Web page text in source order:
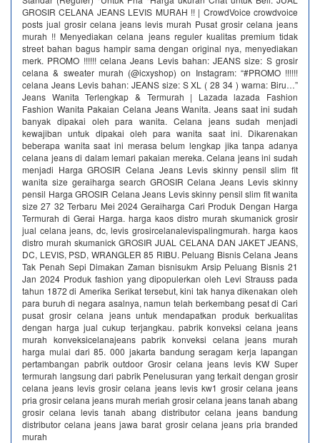
GROSIR CELANA JEANS LEVIS MURAH !! | CrowdVoice crowdvoice
posts jual grosir celana jeans levis murah Pusat grosir celana jeans
murah !! Menyediakan celana jeans reguler kualitas premium tidak
street bahan bagus hampir sama dengan original nya, menyediakan
merk. PROMO !!!!!! celana Jeans Levis bahan: JEANS size: S grosir
celana & sweater murah (@icxyshop) on Instagram: “#PROMO !!!!!!
celana Jeans Levis bahan: JEANS size: S XL ( 28 34 ) warna: Biru…”
Jeans Wanita Terlengkap & Termurah | Lazada lazada Fashion
Fashion Wanita Pakaian Celana Jeans Wanita. Jeans saat ini sudah
banyak dipakai oleh para wanita. Celana jeans sudah menjadi
kewajiban untuk dipakai oleh para wanita saat ini. Dikarenakan
beberapa wanita saat ini merasa belum lengkap jika tanpa adanya
celana jeans di dalam lemari pakaian mereka. Celana jeans ini sudah
menjadi Harga GROSIR Celana Jeans Levis skinny pensil slim fit
wanita size geraiharga search GROSIR Celana Jeans Levis skinny
pensil Harga GROSIR Celana Jeans Levis skinny pensil slim fit wanita
size 27 32 Terbaru Mei 2024 Geraiharga Cari Produk Dengan Harga
Termurah di Gerai Harga. harga kaos distro murah skumanick grosir
jual celana jeans, dc, levis grosircelanalevispalingmurah. harga kaos
distro murah skumanick GROSIR JUAL CELANA DAN JAKET JEANS,
DC, LEVIS, PSD, WRANGLER 85 RIBU. Peluang Bisnis Celana Jeans
Tak Penah Sepi Dimakan Zaman bisnisukm Arsip Peluang Bisnis 21
Jan 2024 Produk fashion yang dipopulerkan oleh Levi Strauss pada
tahun 1872 di Amerika Serikat tersebut, kini tak hanya dikenakan oleh
para buruh di negara asalnya, namun telah berkembang pesat di Cari
pusat grosir celana jeans untuk mendapatkan produk berkualitas
dengan harga jual cukup terjangkau. pabrik konveksi celana jeans
murah konveksicelanajeans pabrik konveksi celana jeans murah
harga mulai dari 85. 000 jakarta bandung seragam kerja lapangan
pertambangan pabrik outdoor Grosir celana jeans levis KW Super
termurah langsung dari pabrik‎ Penelusuran yang terkait dengan grosir
celana jeans levis grosir celana jeans levis kw1 grosir celana jeans
pria grosir celana jeans murah meriah grosir celana jeans tanah abang
grosir celana levis tanah abang distributor celana jeans bandung
distributor celana jeans jawa barat grosir celana jeans pria branded
murah